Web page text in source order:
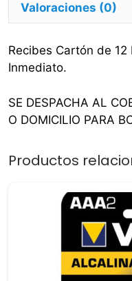
Valoraciones (0)
Recibes Cartón de 12
Inmediato.
SE DESPACHA AL
O DOMICILIO PARA
Productos